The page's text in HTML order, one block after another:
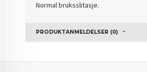
Normal bruksslitasje.
PRODUKTANMELDELSER (0)